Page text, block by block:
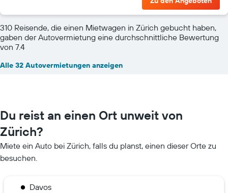
310 Reisende, die einen Mietwagen in Zürich gebucht haben,
gaben der Autovermietung eine durchschnittliche Bewertung
von 7.4
Alle 32 Autovermietungen anzeigen
Du reist an einen Ort unweit von
Zürich?
Miete ein Auto bei Zürich, falls du planst, einen dieser Orte zu
besuchen.
Davos